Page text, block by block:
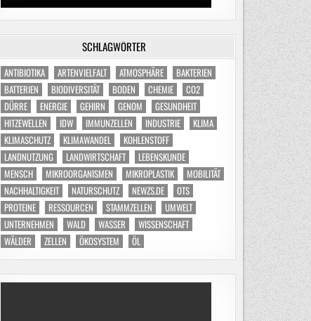
SCHLAGWÖRTER
ANTIBIOTIKA ARTENVIELFALT ATMOSPHÄRE
BAKTERIEN
BATTERIEN
BIODIVERSITÄT BODEN CHEMIE
CO2
DÜRRE
ENERGIE GEHIRN GENOM
GESUNDHEIT
HITZEWELLEN
IDW IMMUNZELLEN INDUSTRIE
KLIMA
KLIMASCHUTZ
KLIMAWANDEL
KOHLENSTOFF
LANDNUTZUNG
LANDWIRTSCHAFT
LEBENSKUNDE
MENSCH
MIKROORGANISMEN MIKROPLASTIK
MOBILITÄT
NACHHALTIGKEIT
NATURSCHUTZ NEWZS.DE
OTS
PROTEINE
RESSOURCEN STAMMZELLEN
UMWELT
UNTERNEHMEN
WALD WASSER
WISSENSCHAFT
WÄLDER
ZELLEN ÖKOSYSTEM ÖL